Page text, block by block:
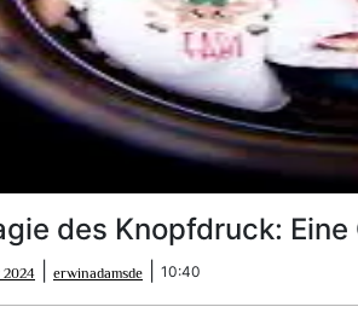
des Knopfdruck:
2024
November
2024
erwinadamsde erwinadamsde
10:40